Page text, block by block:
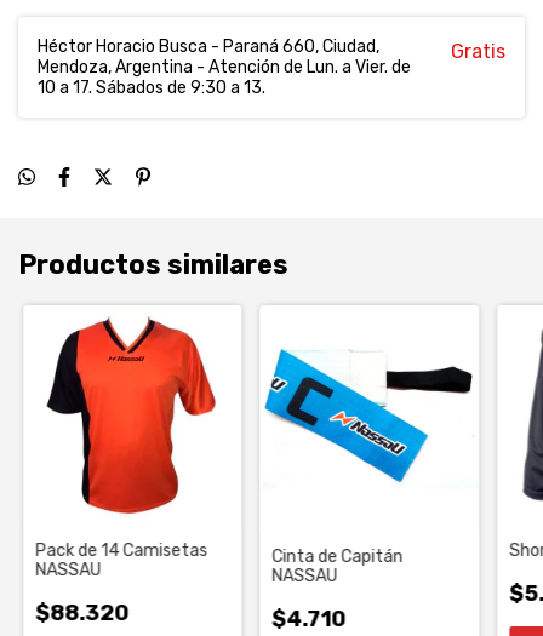
Héctor Horacio Busca - Paraná 660, Ciudad,
Mendoza, Argentina - Atención de Lun. a Vier. de
10 a 17. Sábados de 9:30 a 13.
Gratis
Productos similares
Pack de 14 Camisetas
NASSAU
$88.320
Cinta de Capitán
NASSAU
$4.710